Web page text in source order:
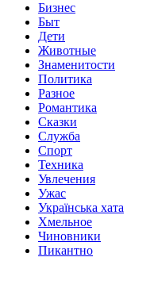
Бизнес
Быт
Дети
Животные
Знаменитости
Политика
Разное
Романтика
Сказки
Служба
Спорт
Техника
Увлечения
Ужас
Українська хата
Хмельное
Чиновники
Пикантно